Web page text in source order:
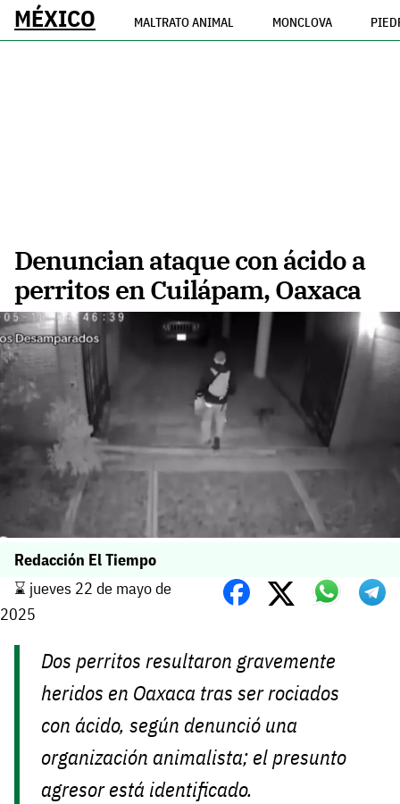
MÉXICO MALTRATO ANIMAL MONCLOVA
Denuncian ataque con ácido a
perritos en Cuilápam, Oaxaca
Redacción El Tiempo
⌛️ jueves 22 de mayo de
2025
Dos perritos resultaron gravemente
heridos en Oaxaca tras ser rociados
con ácido, según denunció una
organización animalista; el presunto
agresor está identificado.